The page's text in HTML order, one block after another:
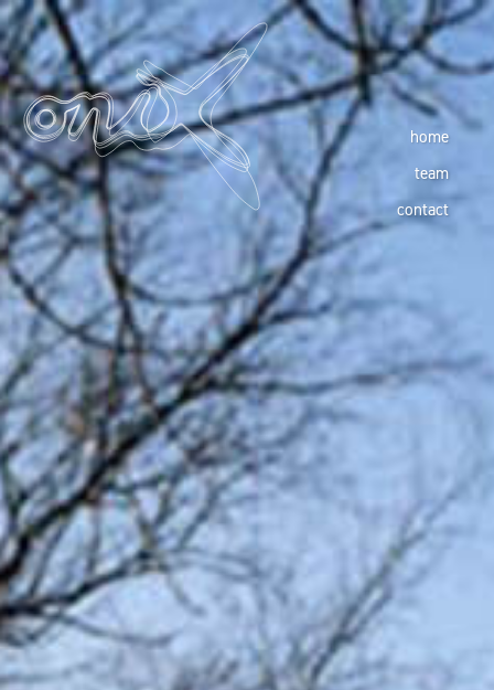
home
team
contact